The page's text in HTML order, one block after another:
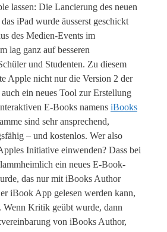
lassen: Die Lancierung des neuen
iPad wurde äusserst geschickt
des Medien-Events im
lag ganz auf besseren
und Studenten. Zu diesem
Apple nicht nur die Version 2 der
ein neues Tool zur Erstellung
E-Books namens iBooks
sind sehr ansprechend,
– und kostenlos. Wer also
Initiative einwenden? Dass bei
ein neues E-Book-
das nur mit iBooks Author
iBook App gelesen werden kann,
Wenn Kritik geübt wurde, dann
von iBooks Author,